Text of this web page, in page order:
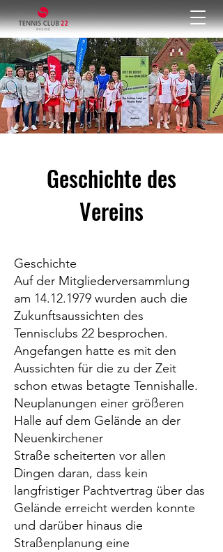
Geschichte des
Vereins
Geschichte
Auf der Mitgliederversammlung
am 14.12.1979 wurden auch die
Zukunftsaussichten des
Tennisclubs 22 besprochen.
Angefangen hatte es mit den
Aussichten für die zu der Zeit
schon etwas betagte Tennishalle.
Neuplanungen einer größeren
Halle auf dem Gelände an der
Neuenkirchener
Straße scheiterten vor allen
Dingen daran, dass kein
langfristiger Pachtvertrag über das
Gelände erreicht werden konnte
und darüber hinaus die
Straßenplanung eine